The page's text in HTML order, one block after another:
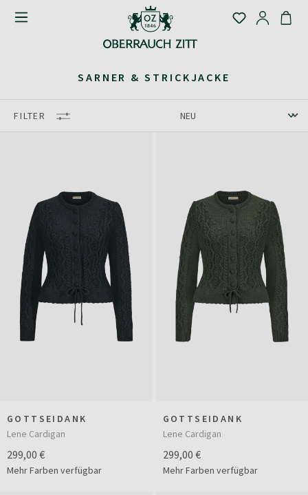
SARNER & STRICKJACKE
FILTER
GOTTSEIDANK
Lene Cardigan
299,00 €
Mehr Farben verfügbar
GOTTSEIDANK
Lene Cardigan
299,00 €
Mehr Farben verfügbar